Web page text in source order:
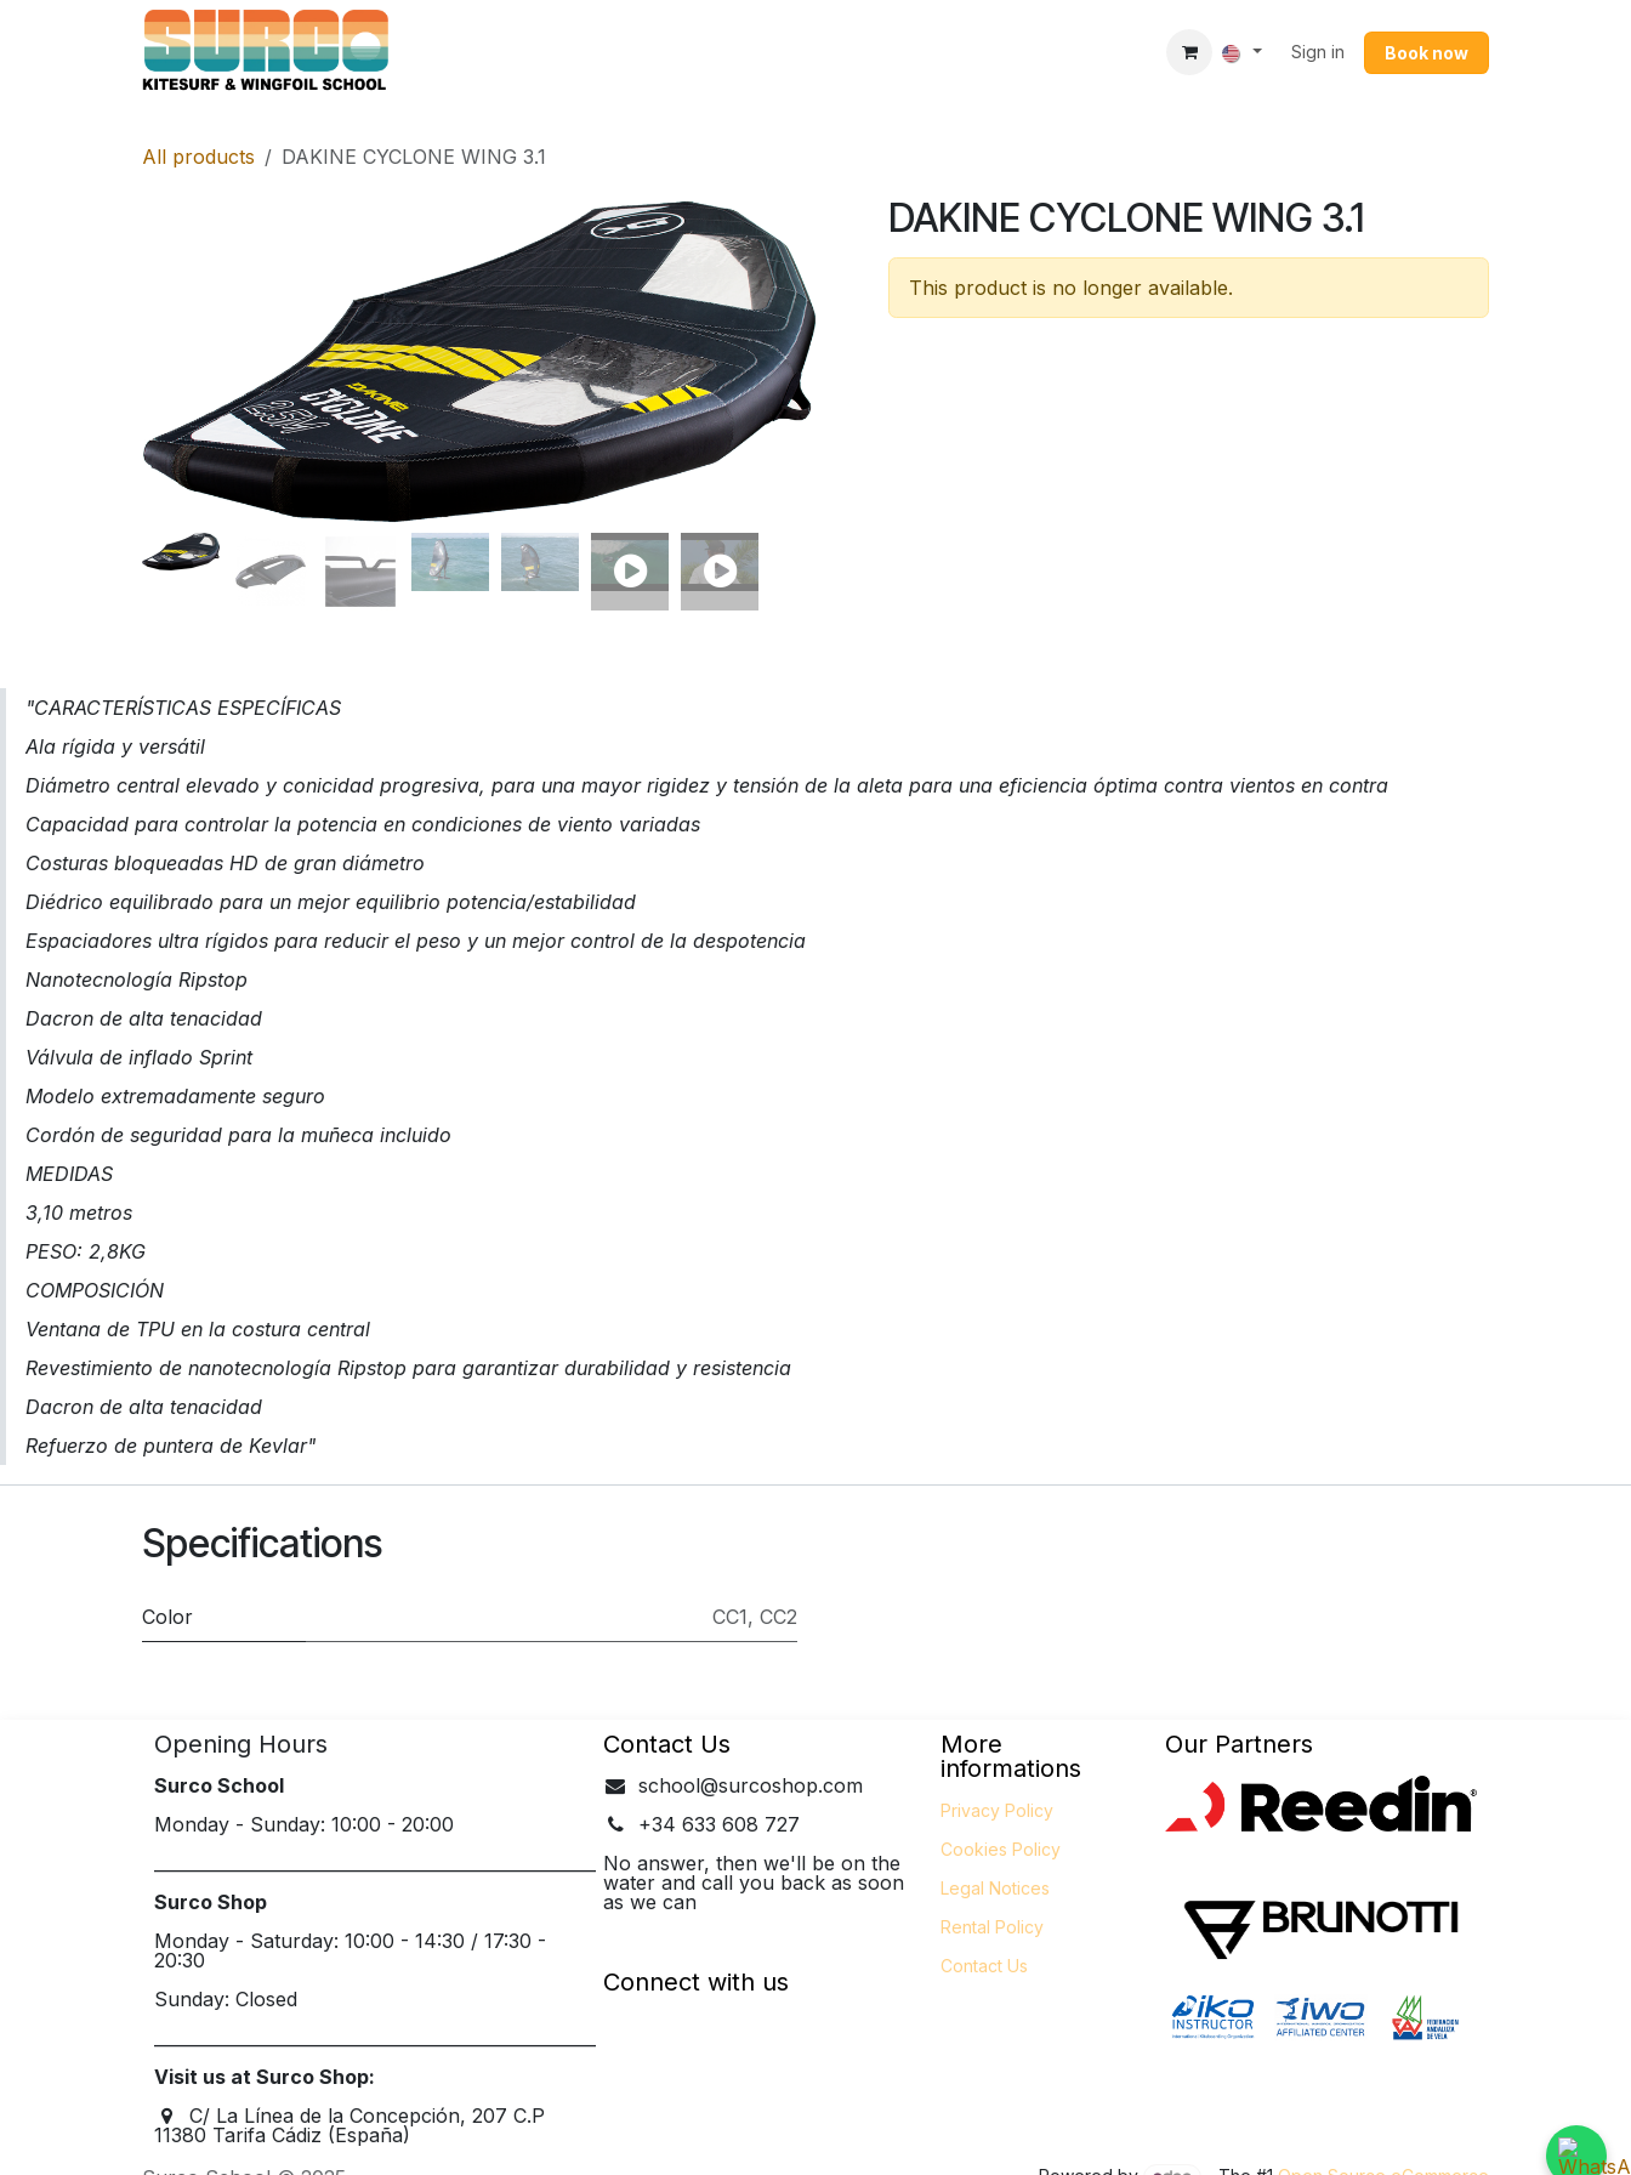
Sign in Book now​
All products DAKINE CYCLONE WING 3.1
DAKINE CYCLONE WING 3.1
This product is no longer available.
"CARACTERÍSTICAS ESPECÍFICAS
Ala rígida y versátil
Diámetro central elevado y conicidad progresiva, para una mayor rigidez y tensión de la aleta para una eficiencia óptima contra vientos en contra
Capacidad para controlar la potencia en condiciones de viento variadas
Costuras bloqueadas HD de gran diámetro
Diédrico equilibrado para un mejor equilibrio potencia/estabilidad
Espaciadores ultra rígidos para reducir el peso y un mejor control de la despotencia
Nanotecnología Ripstop
Dacron de alta tenacidad
Válvula de inflado Sprint
Modelo extremadamente seguro
Cordón de seguridad para la muñeca incluido
MEDIDAS
3,10 metros
PESO: 2,8KG
COMPOSICIÓN
Ventana de TPU en la costura central
Revestimiento de nanotecnología Ripstop para garantizar durabilidad y resistencia
Dacron de alta tenacidad
Refuerzo de puntera de Kevlar"
Specifications
Color CC1, CC2
Opening Hours
Surco School
Monday - Sunday: 10:00 - 20:00
Surco Shop
Monday - Saturday: 10:00 - 14:30 / 17:30 -
20:30
Sunday: Closed
Visit us at Surco Shop:
C/ La Línea de la Concepción, 207 C.P
11380 Tarifa Cádiz (España)
More
informations
Privacy Policy
Cookies Policy
Legal Notices
Rental Policy
Contact Us
Contact Us
school@surcoshop.com
+34 633 608 727
No answer, then we'll be on the
water and call you back as soon
as we can
Connect with us
Our Partners